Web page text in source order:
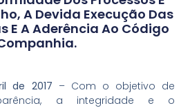
A Devida Execução Das
E A Aderência Ao Código
de 2017 – Com o objetivo de
a integridade e o